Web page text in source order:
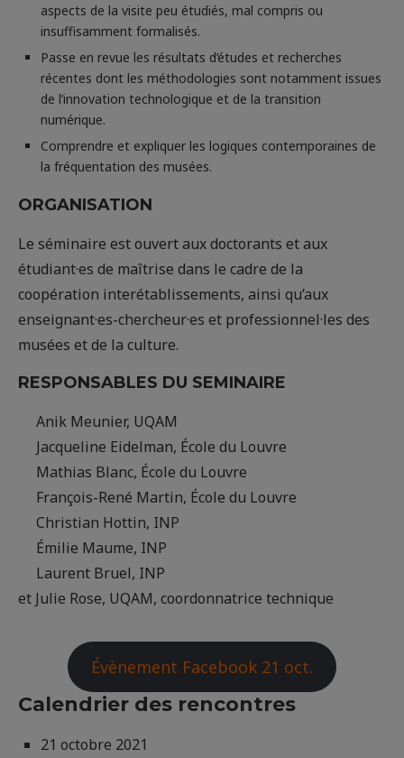
aspects de la visite peu étudiés, mal compris ou
insuffisamment formalisés.
Passe en revue les résultats d’études et recherches
récentes dont les méthodologies sont notamment issues
de l’innovation technologique et de la transition
numérique.
Comprendre et expliquer les logiques contemporaines de
la fréquentation des musées.
ORGANISATION
Le séminaire est ouvert aux doctorants et aux
étudiant·es de maîtrise dans le cadre de la
coopération interétablissements, ainsi qu’aux
enseignant·es-chercheur·es et professionnel·les des
musées et de la culture.
RESPONSABLES DU SEMINAIRE
Anik Meunier, UQAM
Jacqueline Eidelman, École du Louvre
Mathias Blanc, École du Louvre
François-René Martin, École du Louvre
Christian Hottin, INP
Émilie Maume, INP
Laurent Bruel, INP
et Julie Rose, UQAM, coordonnatrice technique
Évènement Facebook 21 oct.
Calendrier des rencontres
21 octobre 2021